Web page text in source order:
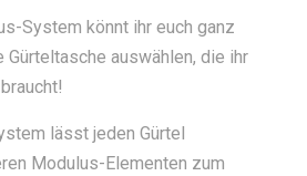
System könnt ihr euch ganz
Gürteltasche auswählen, die ihr
lässt jeden Gürtel
Modulus-Elementen zum